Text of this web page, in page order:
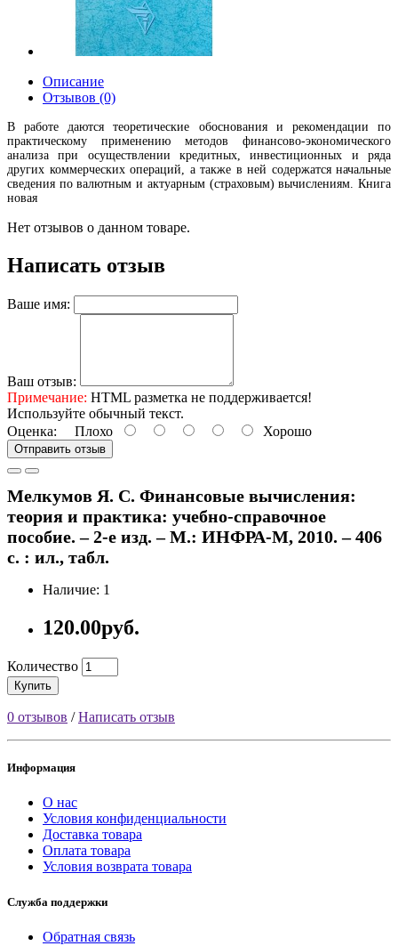
Описание
Отзывов (0)
В работе даются теоретические обоснования и рекомендации по
практическому применению методов финансово-экономического
анализа при осуществлении кредитных, инвестиционных и ряда
других коммерческих операций, а также в ней содержатся начальные
сведения по валютным и актуарным (страховым) вычислениям. Книга
новая
Нет отзывов о данном товаре.
Написать отзыв
Ваше имя:
Ваш отзыв:
Примечание: HTML разметка не поддерживается!
Используйте обычный текст.
Оценка: Плохо Хорошо
Отправить отзыв
Мелкумов Я. С. Финансовые вычисления:
теория и практика: учебно-справочное
пособие. – 2-е изд. – М.: ИНФРА-М, 2010. – 406
с. : ил., табл.
Наличие: 1
120.00руб.
Количество
Купить
0 отзывов /Написать отзыв
Информация
О нас
Условия конфиденциальности
Доставка товара
Оплата товара
Условия возврата товара
Служба поддержки
Обратная связь